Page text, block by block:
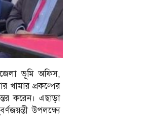
ভূমি অফিস,
খামার প্রকল্পের
করেন। এছাড়া
উপলক্ষ্যে